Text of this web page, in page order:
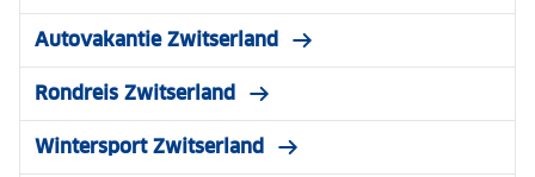
Autovakantie Zwitserland
Rondreis Zwitserland
Wintersport Zwitserland